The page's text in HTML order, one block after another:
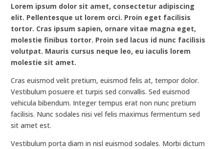
Lorem ipsum dolor sit amet, consectetur adipiscing
elit. Pellentesque ut lorem orci. Proin eget facilisis
tortor. Cras ipsum sapien, ornare vitae magna eget,
molestie finibus tortor. Proin sed lacus id nunc facilisis
volutpat. Mauris cursus neque leo, eu iaculis lorem
molestie sit amet.
Cras euismod velit pretium, euismod felis at, tempor dolor.
Vestibulum posuere et turpis sed convallis. Sed euismod
vehicula bibendum. Integer tempus erat non nunc pretium
facilisis. Nunc sodales nisi vel felis maximus fermentum sed
sit amet est.
Vestibulum porta diam in nisl euismod sodales. Morbi dictum